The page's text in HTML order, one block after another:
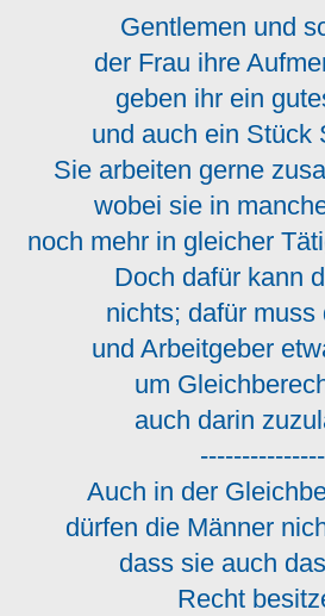
Gentlemen und
der Frau ihre
geben ihr ein
und auch ein Stück
Sie arbeiten gerne
wobei sie in
noch mehr in gleicher
Doch dafür kann
nichts; dafür muss
und Arbeitgeber
um
auch darin
Auch in der
dürfen die Männer
dass sie auch
Recht